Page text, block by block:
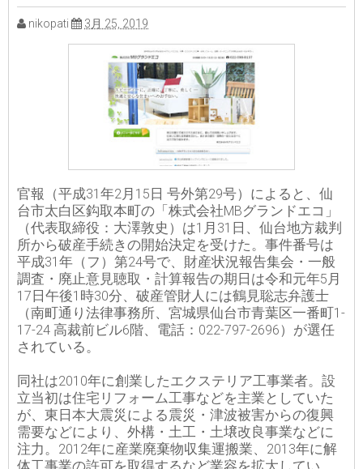
nikopati 3月 25, 2019
官報（平成31年2月15日 号外第29号）によると、仙
台市太白区鈎取本町の「株式会社MBグランドエコ」
（代表取締役：大澤敦史）は1月31日、仙台地方裁判
所から破産手続きの開始決定を受けた。事件番号は
平成31年（フ）第24号で、財産状況報告集会・一般
調査・廃止意見聴取・計算報告の期日は令和元年5月
17日午後1時30分、破産管財人には鶴見聡志弁護士
（南町通り法律事務所、宮城県仙台市青葉区一番町1-
17-24 高裁前ビル6階、電話：022-797-2696）が選任
されている。
同社は2010年に創業したエクステリア工事業者。設
立当初は住宅リフォーム工事などを主業としていた
が、東日本大震災による震災・津波被害からの復興
需要などにより、外構・土工・土壌改良事業などに
注力。2012年に産業廃棄物収集運搬業、2013年に解